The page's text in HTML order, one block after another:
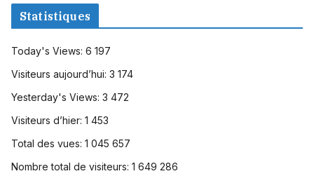
Statistiques
Today's Views: 6 197
Visiteurs aujourd’hui: 3 174
Yesterday's Views: 3 472
Visiteurs d’hier: 1 453
Total des vues: 1 045 657
Nombre total de visiteurs: 1 649 286